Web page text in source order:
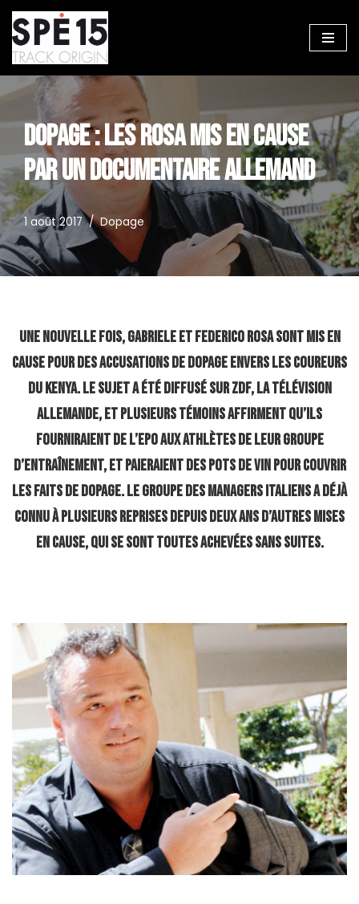
Aller
au
contenu
DOPAGE : LES ROSA MIS EN CAUSE
PAR UN DOCUMENTAIRE ALLEMAND
1 août 2017 Dopage
Une nouvelle fois, Gabriele et Federico Rosa sont mis en
cause pour des accusations de dopage envers les coureurs
du Kenya. Le sujet a été diffusé sur ZDF, la télévision
allemande, et plusieurs témoins affirment qu’ils
fourniraient de l’EPO aux athlètes de leur groupe
d’entraînement, et paieraient des pots de vin pour couvrir
les faits de dopage. Le groupe des managers italiens a déjà
connu à plusieurs reprises depuis deux ans d’autres mises
en cause, qui se sont toutes achevées sans suites.